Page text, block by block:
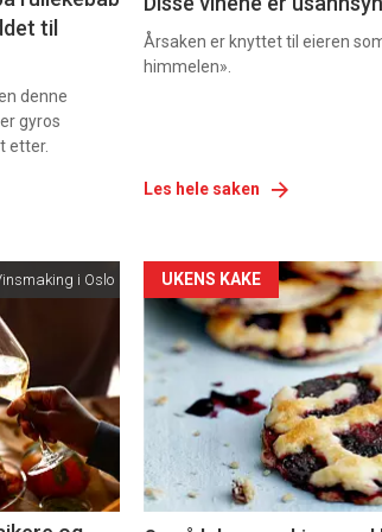
til
denne
gyros
etter.
Årsaken er knyttet til eieren
himmelen».
Les hele saken
i Oslo
Forsiden
akkurat
nå
6
UKENS KAKE